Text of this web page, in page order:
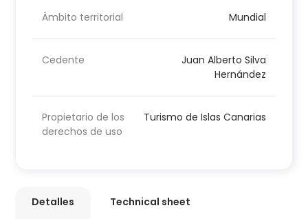
Ámbito territorial Mundial
Cedente
Juan Alberto Silva
Hernández
Propietario de los
derechos de uso
Turismo de Islas Canarias
Detalles Technical sheet